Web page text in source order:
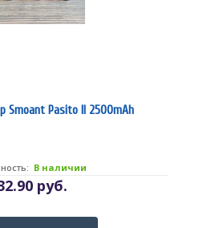
Smoant Pasito II 2500mAh
руб.
В наличии